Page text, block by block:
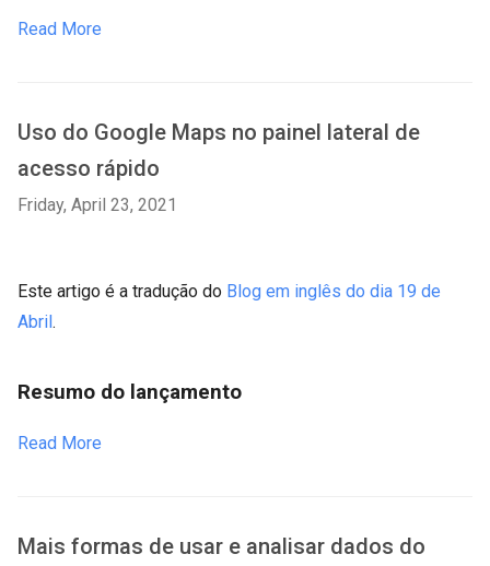
Read More
Uso do Google Maps no painel lateral de
acesso rápido
Friday, April 23, 2021
Este artigo é a tradução do Blog em inglês do dia 19 de
Abril.
Resumo do lançamento
Read More
Mais formas de usar e analisar dados do